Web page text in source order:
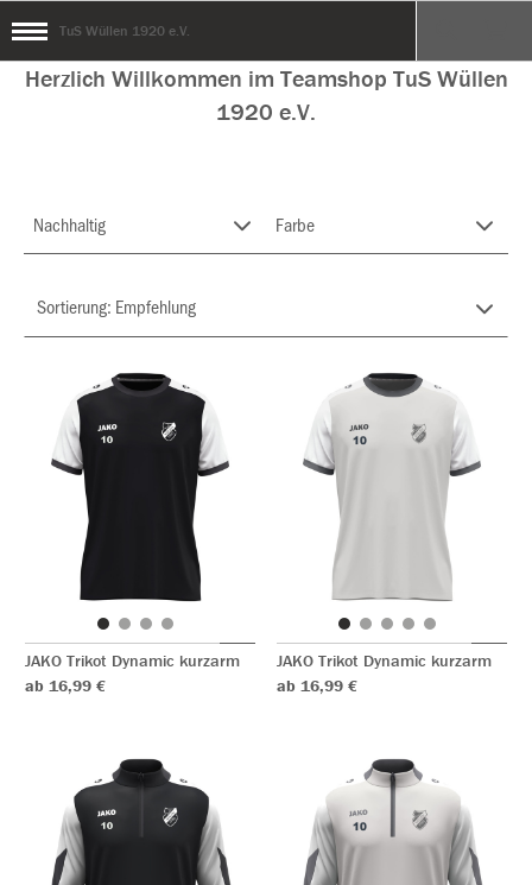
TuS Wüllen 1920 e.V.
Herzlich Willkommen im Teamshop TuS Wüllen
1920 e.V.
Nachhaltig Farbe
JAKO Trikot Dynamic kurzarm
ab 16,99 €
JAKO Trikot Dynamic kurzarm
ab 16,99 €